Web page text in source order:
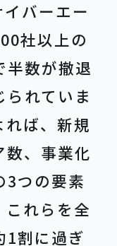
バーエー
社以上の
半数が撤退
られていま
れば、新規
数、事業化
3つの要素
これらを全
1割に過ぎ